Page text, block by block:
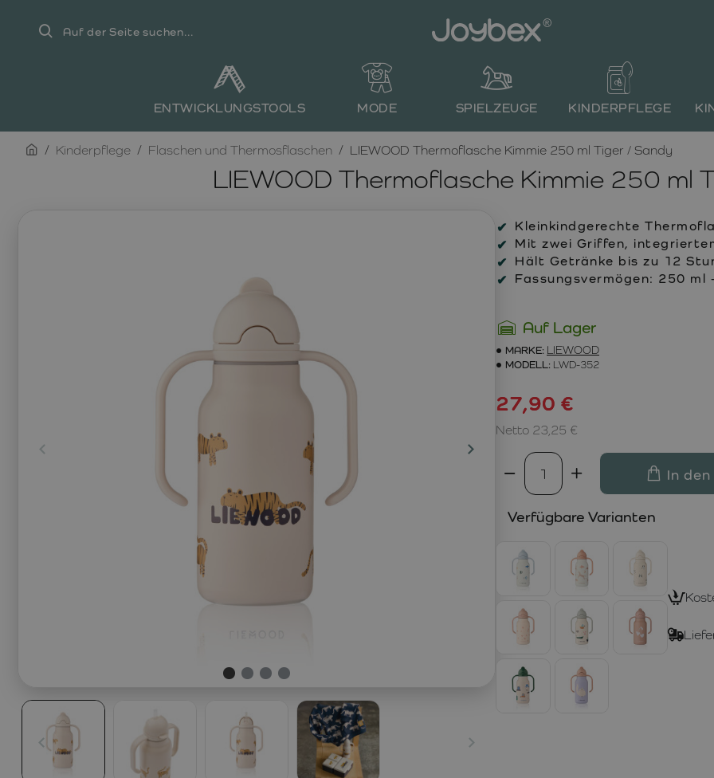
Auf
ENTWICKLUNGSTOOLS MODE SPIELZEUGE KINDERPFLEGE
LIEWOOD Thermoflasche Kimmie 250 ml
homeKinderpflege Flaschen und Thermosflaschen LIEWOOD Thermoflasche Kimmie 250 ml Tiger / Sandy
Kleinkindgerechte
Mit zwei Griffen,
Hält Getränke bis zu 12
Fassungsvermögen: 250
Auf Lager
MARKE: LIEWOOD
MODELL: LWD-352
27,90 €
Netto 23,25 €
In
Verfügbare Varianten